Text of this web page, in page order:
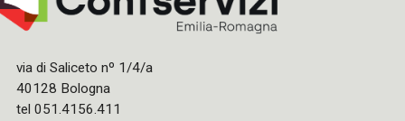
via di Saliceto nº 1/4/a
40128 Bologna
tel 051.4156.411